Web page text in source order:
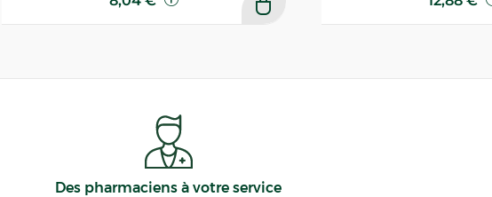
Des pharmaciens à votre service